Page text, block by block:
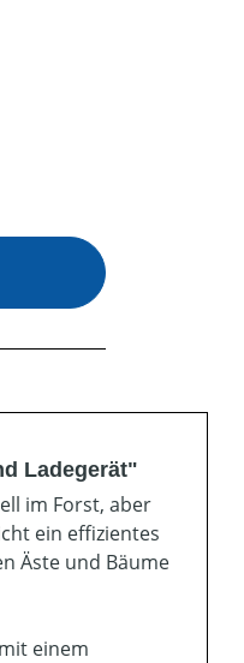
Ladegerät"
im Forst, aber
ein effizientes
Äste und Bäume
einem